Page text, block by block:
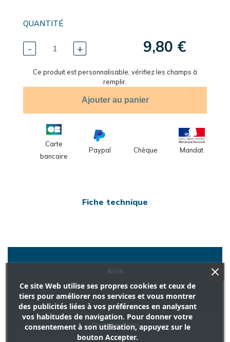
QUANTITÉ
- + 9,80 €
Ce produit est personnalisable, vérifiez les champs à
remplir.
Ajouter au panier
Carte
bancaire
Paypal Chèque Mandat
Fiche technique
Avis
Description
Ce site Web utilise ses propres cookies et ceux de
tiers pour améliorer nos services et vous montrer
des publicités liées à vos préférences en analysant
vos habitudes de navigation. Pour donner votre
consentement à son utilisation, appuyez sur le
bouton Accepter.